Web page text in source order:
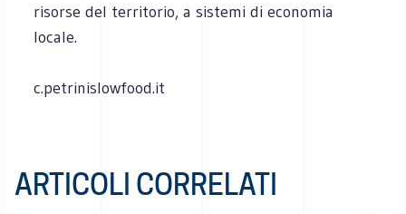
risorse del territorio, a sistemi di economia
locale.
c.petrinislowfood.it
ARTICOLI CORRELATI